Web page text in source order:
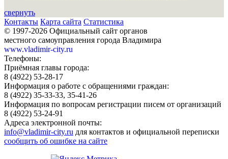
свернуть
Контакты Карта сайта Статистика
© 1997-2026 Официальный сайт органов
местного самоуправления города Владимира
www.vladimir-city.ru
Телефоны:
Приёмная главы города:
8 (4922) 53-28-17
Информация о работе с обращениями граждан:
8 (4922) 35-33-33, 35-41-26
Информация по вопросам регистрации писем от организаций
8 (4922) 53-24-91
Адреса электронной почты:
info@vladimir-city.ru для контактов и официальной переписки
сообщить об ошибке на сайте